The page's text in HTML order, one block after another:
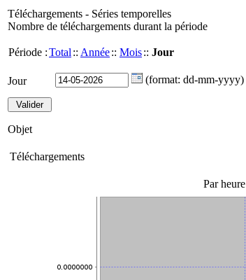
Téléchargements - Séries temporelles
Nombre de téléchargements durant la période
Période :Total :: Année:: Mois:: Jour
Jour (format: dd-mm-yyyy)
Objet
Téléchargements
Par heure